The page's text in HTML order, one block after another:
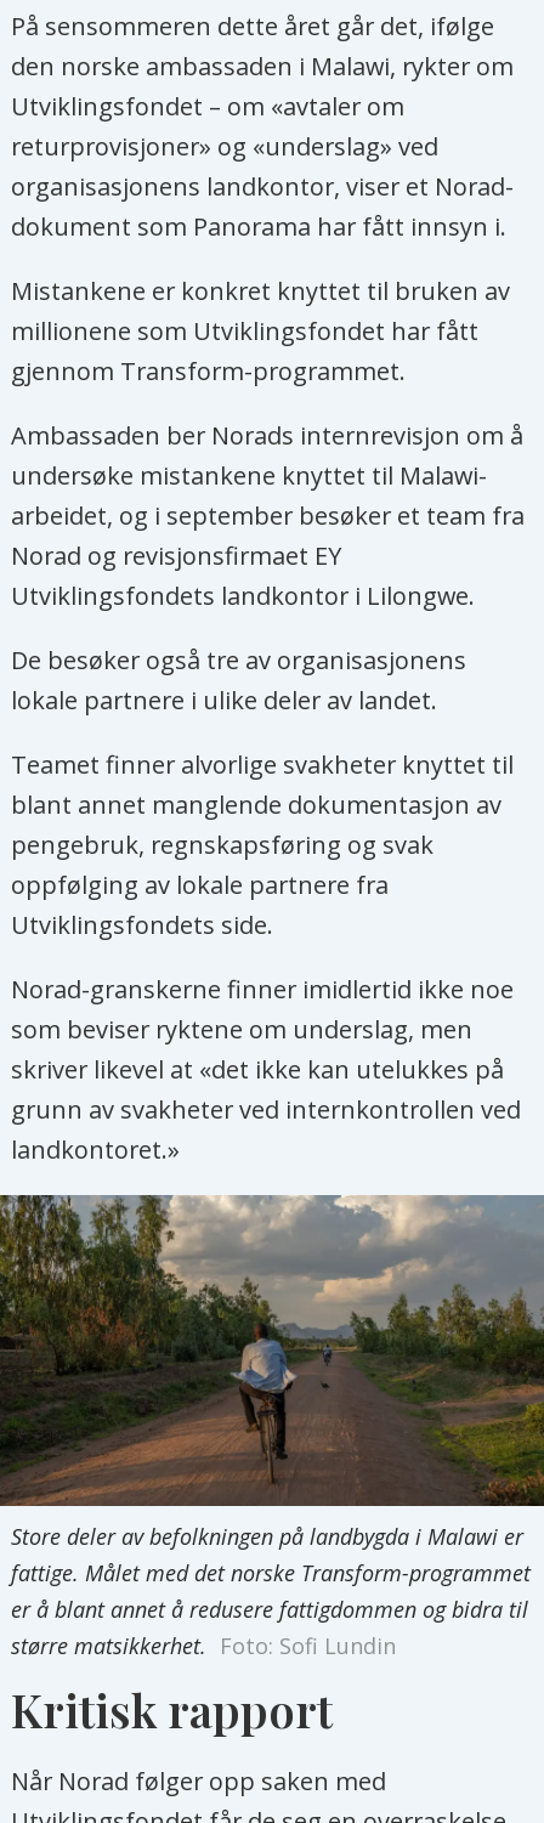
På sensommeren dette året går det, ifølge
den norske ambassaden i Malawi, rykter om
Utviklingsfondet – om «avtaler om
returprovisjoner» og «underslag» ved
organisasjonens landkontor, viser et Norad-
dokument som Panorama har fått innsyn i.
Mistankene er konkret knyttet til bruken av
millionene som Utviklingsfondet har fått
gjennom Transform-programmet.
Ambassaden ber Norads internrevisjon om å
undersøke mistankene knyttet til Malawi-
arbeidet, og i september besøker et team fra
Norad og revisjonsfirmaet EY
Utviklingsfondets landkontor i Lilongwe.
De besøker også tre av organisasjonens
lokale partnere i ulike deler av landet.
Teamet finner alvorlige svakheter knyttet til
blant annet manglende dokumentasjon av
pengebruk, regnskapsføring og svak
oppfølging av lokale partnere fra
Utviklingsfondets side.
Norad-granskerne finner imidlertid ikke noe
som beviser ryktene om underslag, men
skriver likevel at «det ikke kan utelukkes på
grunn av svakheter ved internkontrollen ved
landkontoret.»
Store deler av befolkningen på landbygda i Malawi er
fattige. Målet med det norske Transform-programmet
er å blant annet å redusere fattigdommen og bidra til
større matsikkerhet.
Foto: Sofi Lundin
Kritisk rapport
Når Norad følger opp saken med